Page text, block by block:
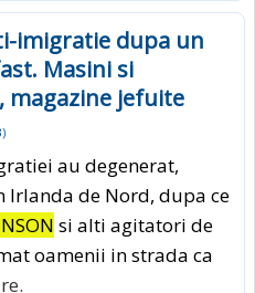
imigratie dupa un
Masini si
magazine jefuite
)
au degenerat,
Irlanda de Nord, dupa ce
si alti agitatori de
oamenii in strada ca